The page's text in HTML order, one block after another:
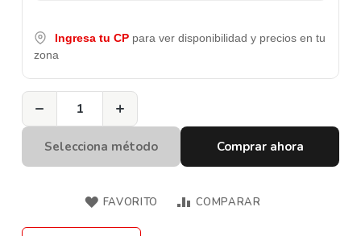
Ingresa tu CP para ver disponibilidad y precios en tu
zona
− +
Selecciona método Comprar ahora
FAVORITO COMPARAR